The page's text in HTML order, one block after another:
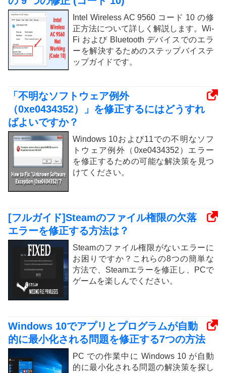
Intel Wireless AC 9560 コード 10 の修
正方法について詳しく解説します。Wi-
Fi および Bluetooth デバイスでのエラ
ーを解決するためのステップバイステ
ップガイドです。
「不明なソフトウェア例外
（0xe0434352）」を修正するにはどうすれ
ばよいですか？
Windows 10および11での不明なソフ
トウェア例外（0xe0434352）エラー
を修正するための可能な解決策を見つ
けてください。
[フルガイド]Steamのファイル権限の欠落
エラーを修正する方法は？
Steamのファイル権限がないエラーに
お困りですか？これらの8つの簡単な
方法で、Steamエラーを修正し、PCで
ゲームを楽しんでください。
Windows 10でアプリとプログラムが自動
的に最小化される問題を修正する7つの方法
PC での作業中に Windows 10 が自動
的に最小化される問題の解決策を探し